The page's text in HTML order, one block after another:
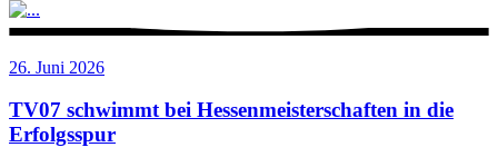
26. Juni 2026
TV07 schwimmt bei Hessenmeisterschaften in die
Erfolgsspur